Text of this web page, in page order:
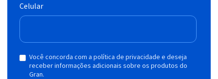
Celular
Você concorda com a política de privacidade e deseja
receber informações adicionais sobre os produtos do
Gran.